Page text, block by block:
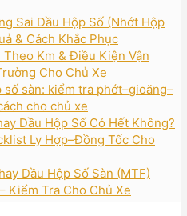
Sai Dầu Hộp Số (Nhớt Hộp
& Cách Khắc Phục
Km & Điều Kiện Vận
Cho Chủ Xe
sàn: kiểm tra phớt–gioăng–
cho chủ xe
Dầu Hộp Số Có Hết Không?
Ly Hợp–Đồng Tốc Cho
Dầu Hộp Số Sàn (MTF)
Kiểm Tra Cho Chủ Xe